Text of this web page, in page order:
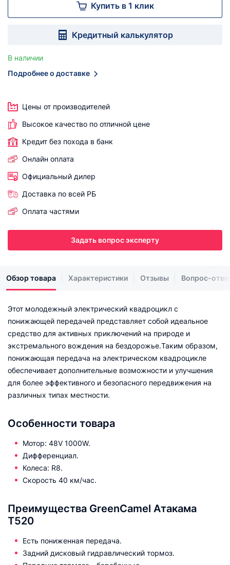
Купить в 1 клик
Кредитный калькулятор
В наличии
Подробнее о доставке
Цены от производителей
Высокое качество по отличной цене
Кредит без похода в банк
Онлайн оплата
Официальный дилер
Доставка по всей РБ
Оплата частями
Задать вопрос эксперту
Обзор товара Характеристики Отзывы Вопрос-
Этот молодежный электрический квадроцикл с
понижающей передачей представляет собой идеальное
средство для активных приключений на природе и
экстремального вождения на бездорожье.Таким образом,
понижающая передача на электрическом квадроцикле
обеспечивает дополнительные возможности и улучшения
для более эффективного и безопасного передвижения на
различных типах местности.
Особенности товара
Мотор: 48V 1000W.
Дифференциал.
Колеса: R8.
Скорость 40 км/час.
Преимущества GreenCamel Атакама
T520
Есть пониженная передача.
Задний дисковый гидравлический тормоз.